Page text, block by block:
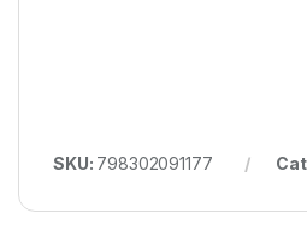
SKU: 798302091177